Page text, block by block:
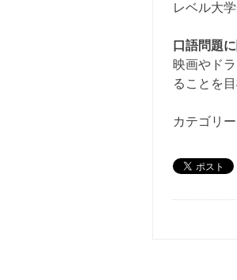
レベル大
口語問題
映画やド
ることを
カテゴリ